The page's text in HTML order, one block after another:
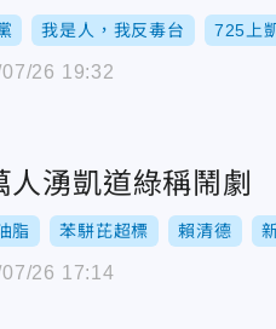
我是人，我反毒台 725上
26 19:32
人湧凱道綠稱鬧劇
脂 苯駢芘超標 賴清德
26 17:14